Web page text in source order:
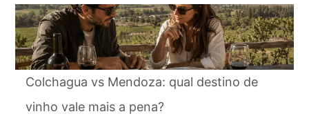
Colchagua vs Mendoza: qual destino de
vinho vale mais a pena?